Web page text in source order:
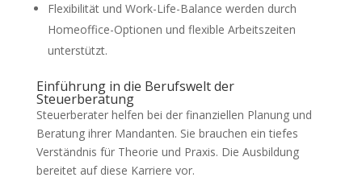
Flexibilität und Work-Life-Balance werden durch
Homeoffice-Optionen und flexible Arbeitszeiten
unterstützt.
Einführung in die Berufswelt der
Steuerberatung
Steuerberater helfen bei der finanziellen Planung und
Beratung ihrer Mandanten. Sie brauchen ein tiefes
Verständnis für Theorie und Praxis. Die Ausbildung
bereitet auf diese Karriere vor.